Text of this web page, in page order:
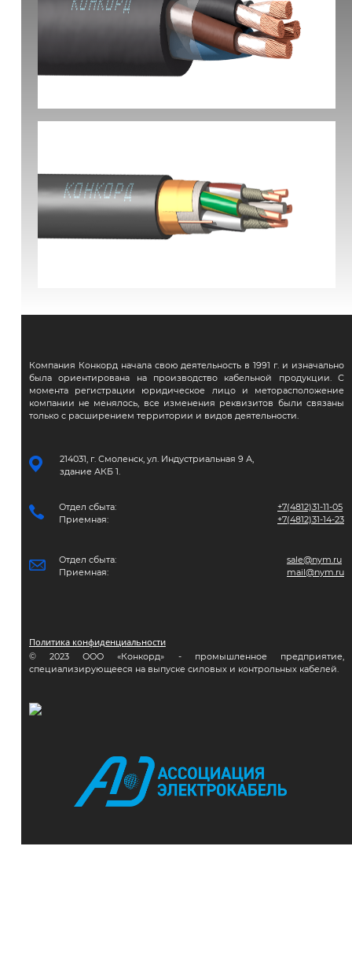
КГ-ХЛ
Компания Конкорд начала свою деятельность в 1991 г. и изначально
была ориентирована на производство кабельной продукции. С
момента регистрации юридическое лицо и меторасположение
компании не менялось, все изменения реквизитов были связаны
только с расширением территории и видов деятельности.
214031, г. Смоленск, ул. Индустриальная 9 А,
здание АКБ 1.
Отдел сбыта:
Приемная:
+7(4812)31-11-05
+7(4812)31-14-23
Отдел сбыта:
Приемная:
sale@nym.ru
mail@nym.ru
Политика конфиденциальности
© 2023 ООО «Конкорд» - промышленное предприятие,
специализирующееся на выпуске силовых и контрольных кабелей.